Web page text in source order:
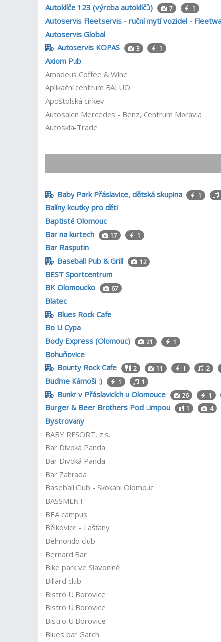
Autoklíče 123 (výroba autoklíčů) 7 1
Autoservis Fleetservis - ruční mytí vozidel -
Autoservis Global
Autoservis KOPAS
3 1
Axiom Pub
Amadeus Coffee & Wine
Aplikační centrum BALUO
Apoštolská církev
Autosalon Mercedes - Benz, Centrum Moravia
Autoskla-Trade
Baby Park Přáslavice, dětská skupina 1
Balíny koutky pro děti
Baptisté Olomouc
Bar na kurtech
17 1
Bar Rasputin
Baseball Pub & Grill
12
BEST Sportcentrum
BK Olomoucko
67
Blatec
Blues Rock Cafe
Bo U Cypa
Body Express (Olomouc)
21 1
Bohuňovice
Bounty Rock Cafe
2 11 1 2
Buďme Kámoši :) 1 1
Bunkr v Přáslavicích u Olomouce 26 1
Burger & Beer Brothers Pod Limpou 1 4
Bystrovany
BABY RESORT, z.s.
Bar Divoká Panda
Bar Divoká Panda
Bar Zahrada
Baseball Club - Skokani Olomouc
BASSMENT
BEA campus
Bělkovice - Lašťany
Belmondo club
Bernard Bar
Bike park ve Slavoníně
Billard club
Bistro U Borovice
Bistro U Borovice
Bistro U Borovice
Blues bar Garch